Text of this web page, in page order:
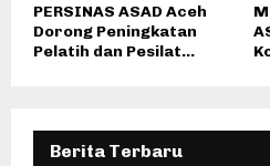
PERSINAS ASAD Aceh
Dorong Peningkatan
Pelatih dan Pesilat...
Berita Terbaru